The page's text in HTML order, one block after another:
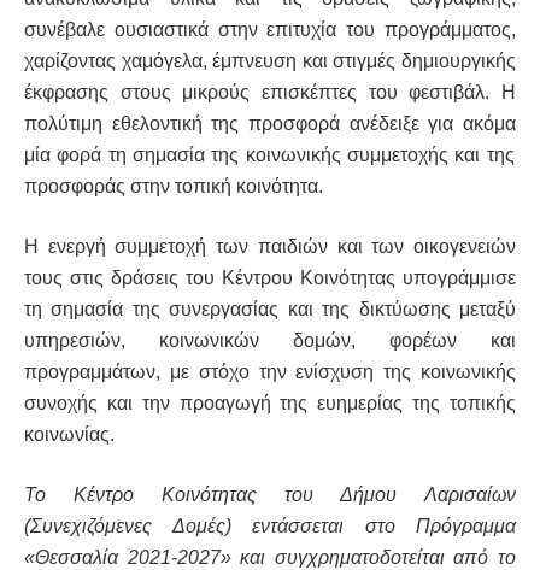
συνέβαλε ουσιαστικά στην επιτυχία του προγράμματος,
χαρίζοντας χαμόγελα, έμπνευση και στιγμές δημιουργικής
έκφρασης στους μικρούς επισκέπτες του φεστιβάλ. Η
πολύτιμη εθελοντική της προσφορά ανέδειξε για ακόμα
μία φορά τη σημασία της κοινωνικής συμμετοχής και της
προσφοράς στην τοπική κοινότητα.
Η ενεργή συμμετοχή των παιδιών και των οικογενειών
τους στις δράσεις του Κέντρου Κοινότητας υπογράμμισε
τη σημασία της συνεργασίας και της δικτύωσης μεταξύ
υπηρεσιών, κοινωνικών δομών, φορέων και
προγραμμάτων, με στόχο την ενίσχυση της κοινωνικής
συνοχής και την προαγωγή της ευημερίας της τοπικής
κοινωνίας.
Το Κέντρο Κοινότητας του Δήμου Λαρισαίων
(Συνεχιζόμενες Δομές) εντάσσεται στο Πρόγραμμα
«Θεσσαλία 2021-2027» και συγχρηματοδοτείται από το